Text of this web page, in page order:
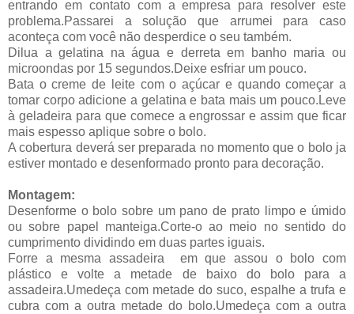
entrando em contato com a empresa para resolver este
problema.Passarei a solução que arrumei para caso
aconteça com você não desperdice o seu também.
Dilua a gelatina na água e derreta em banho maria ou
microondas por 15 segundos.Deixe esfriar um pouco.
Bata o creme de leite com o açúcar e quando começar a
tomar corpo adicione a gelatina e bata mais um pouco.Leve
à geladeira para que comece a engrossar e assim que ficar
mais espesso aplique sobre o bolo.
A cobertura deverá ser preparada no momento que o bolo ja
estiver montado e desenformado pronto para decoração.
Montagem:
Desenforme o bolo sobre um pano de prato limpo e úmido
ou sobre papel manteiga.Corte-o ao meio no sentido do
cumprimento dividindo em duas partes iguais.
Forre a mesma assadeira em que assou o bolo com
plástico e volte a metade de baixo do bolo para a
assadeira.Umedeça com metade do suco, espalhe a trufa e
cubra com a outra metade do bolo.Umedeça com a outra